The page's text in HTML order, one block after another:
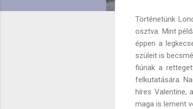
Történetünk
osztva. Mint
éppen a
szüleit is
fiúnak a
felkutatására.
híres Valentine,
maga is lement